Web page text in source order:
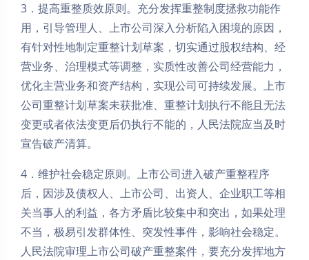
3．提高重整质效原则。充分发挥重整制度拯救功能作
用，引导管理人、上市公司深入分析陷入困境的原因，
有针对性地制定重整计划草案，切实通过股权结构、经
营业务、治理模式等调整，实质性改善公司经营能力，
优化主营业务和资产结构，实现公司可持续发展。上市
公司重整计划草案未获批准、重整计划执行不能且无法
变更或者依法变更后仍执行不能的，人民法院应当及时
宣告破产清算。
4．维护社会稳定原则。上市公司进入破产重整程序
后，因涉及债权人、上市公司、出资人、企业职工等相
关当事人的利益，各方矛盾比较集中和突出，如果处理
不当，极易引发群体性、突发性事件，影响社会稳定。
人民法院审理上市公司破产重整案件，要充分发挥地方